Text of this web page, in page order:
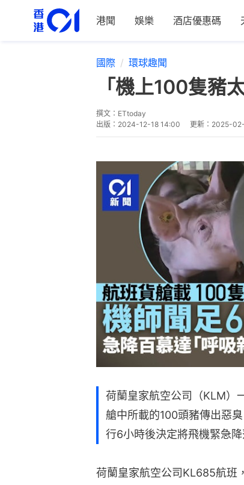
港聞 娛樂 酒店優惠碼
國際 環球趣聞
「機上100隻
撰文： ETtoday
出版： 2024-12-18 14:00 更新： 2025-
荷蘭皇家航空公司（KLM）
艙中所載的100頭豬傳出惡
行6小時後決定將飛機緊急
荷蘭皇家航空公司KL685航班